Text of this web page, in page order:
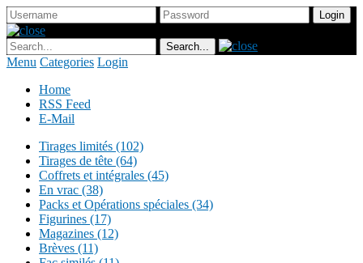
Menu Categories Login
Home
RSS Feed
E-Mail
Tirages limités (102)
Tirages de tête (64)
Coffrets et intégrales (45)
En vrac (38)
Packs et Opérations spéciales (34)
Figurines (17)
Magazines (12)
Brèves (11)